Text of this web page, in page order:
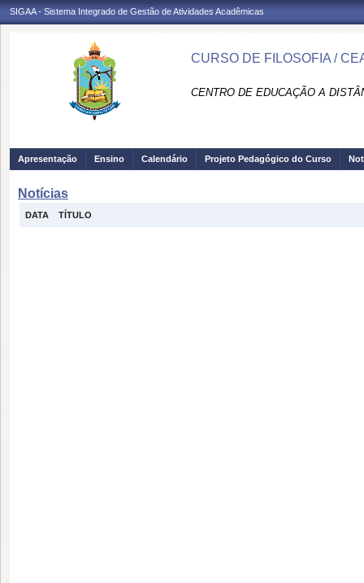
SIGAA - Sistema Integrado de Gestão de Atividades Acadêmicas
CURSO DE FILOSOFIA /
CENTRO DE EDUCAÇÃO A
Apresentação Ensino Calendário Projeto Pedagógico do Curso
Notícias
DATA TÍTULO